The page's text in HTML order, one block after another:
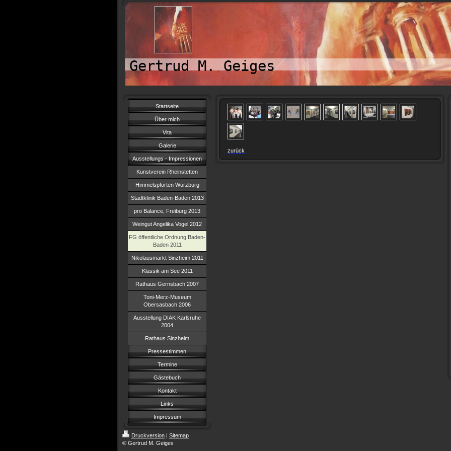
Gertrud M. Geiges
Startseite
Über mich
Vita
Galerie
Ausstellungs - Impressionen
Kunstverein Rheinstetten
Himmelspforten Würzburg
Stadtklinik Baden-Baden 2013
pro Balance, Freiburg 2013
Weingut Angelika Vogel 2012
FG öffentliche Ordnung Baden-
Baden 2011
Nikolausmarkt Sinzheim 2011
Klassik am See 2011
Rathaus Gernsbach 2007
Toni-Merz-Museum
Obersasbach 2006
Ausstellung DIAK Karlsruhe
2004
Rathaus Sinzheim
Pressestimmen
Termine
Gästebuch
Kontakt
Links
Impressum
zurück
Druckversion | Sitemap
© Gertrud M. Geiges